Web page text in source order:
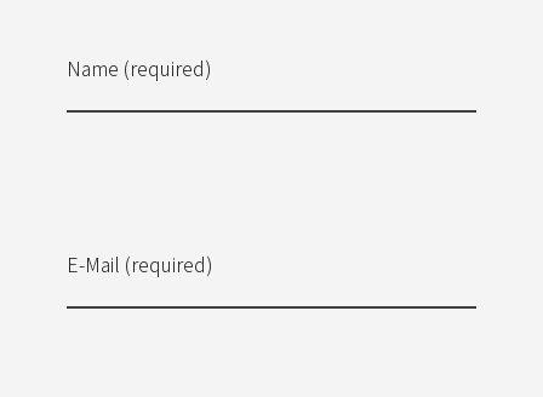
Name (required)
E-Mail (required)